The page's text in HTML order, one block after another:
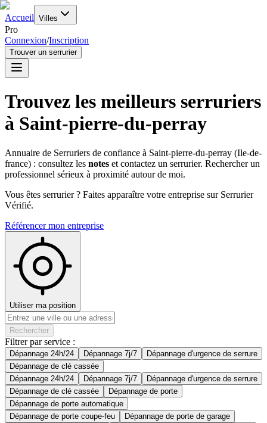
Accueil Villes
Pro
Connexion/Inscription
Trouver un serrurier
Trouvez les meilleurs serruriers
à Saint-pierre-du-perray
Annuaire de Serruriers de confiance à Saint-pierre-du-perray (Ile-de-
france) : consultez les notes et contactez un serrurier. Rechercher un
professionnel sérieux à proximité autour de moi.
Vous êtes serrurier ? Faites apparaître votre entreprise sur Serrurier
Vérifié.
Référencer mon entreprise
Utiliser ma position
Rechercher
Filtrer par service :
Dépannage 24h/24 Dépannage 7j/7
Dépannage d'urgence de serrure
Dépannage de clé cassée
Dépannage 24h/24
Dépannage 7j/7
Dépannage d'urgence de serrure
Dépannage de clé cassée
Dépannage de porte
Dépannage de porte automatique
Dépannage de porte coupe-feu
Dépannage de porte de garage